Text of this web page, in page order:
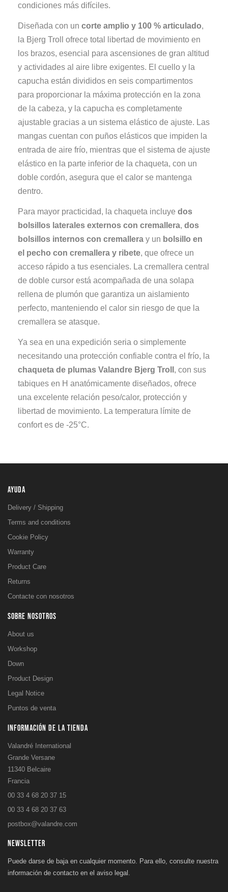
condiciones más difíciles.
Diseñada con un corte amplio y 100 % articulado,
la Bjerg Troll ofrece total libertad de movimiento en
los brazos, esencial para ascensiones de gran altitud
y actividades al aire libre exigentes. El cuello y la
capucha están divididos en seis compartimentos
para proporcionar la máxima protección en la zona
de la cabeza, y la capucha es completamente
ajustable gracias a un sistema elástico de ajuste. Las
mangas cuentan con puños elásticos que impiden la
entrada de aire frío, mientras que el sistema de ajuste
elástico en la parte inferior de la chaqueta, con un
doble cordón, asegura que el calor se mantenga
dentro.
Para mayor practicidad, la chaqueta incluye dos
bolsillos laterales externos con cremallera, dos
bolsillos internos con cremallera y un bolsillo en
el pecho con cremallera y ribete, que ofrece un
acceso rápido a tus esenciales. La cremallera central
de doble cursor está acompañada de una solapa
rellena de plumón que garantiza un aislamiento
perfecto, manteniendo el calor sin riesgo de que la
cremallera se atasque.
Ya sea en una expedición seria o simplemente
necesitando una protección confiable contra el frío, la
chaqueta de plumas Valandre Bjerg Troll , con sus
tabiques en H anatómicamente diseñados, ofrece
una excelente relación peso/calor, protección y
libertad de movimiento. La temperatura límite de
confort es de -25°C.
AYUDA
Delivery / Shipping
Terms and conditions
Cookie Policy
Warranty
Product Care
Returns
Contacte con nosotros
SOBRE NOSOTROS
About us
Workshop
Down
Product Design
Legal Notice
Puntos de venta
INFORMACIÓN DE LA TIENDA
Valandré International
Grande Versane
11340 Belcaire
Francia
00 33 4 68 20 37 15
00 33 4 68 20 37 63
postbox@valandre.com
NEWSLETTER
Puede darse de baja en cualquier momento. Para ello, consulte nuestra
información de contacto en el aviso legal.